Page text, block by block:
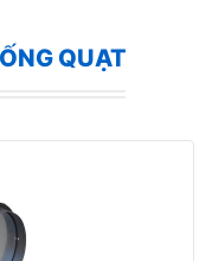
QUẠT